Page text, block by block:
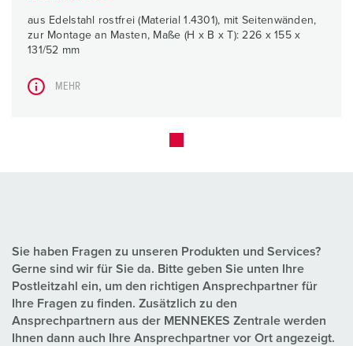
aus Edelstahl rostfrei (Material 1.4301), mit Seitenwänden,
zur Montage an Masten, Maße (H x B x T): 226 x 155 x
131/52 mm
MEHR
Sie haben Fragen zu unseren Produkten und Services?
Gerne sind wir für Sie da. Bitte geben Sie unten Ihre
Postleitzahl ein, um den richtigen Ansprechpartner für
Ihre Fragen zu finden. Zusätzlich zu den
Ansprechpartnern aus der MENNEKES Zentrale werden
Ihnen dann auch Ihre Ansprechpartner vor Ort angezeigt.